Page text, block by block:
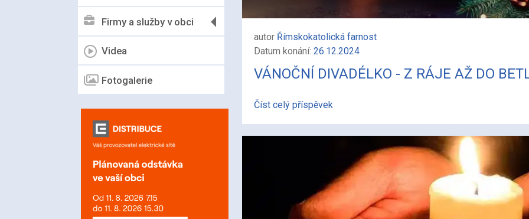
Firmy a služby v obci
Videa
Fotogalerie
autor Římskokatolická farnost
Datum konání: 26.12.2024
VÁNOČNÍ DIVADÉLKO - Z RÁJE AŽ DO
Číst celý příspěvek